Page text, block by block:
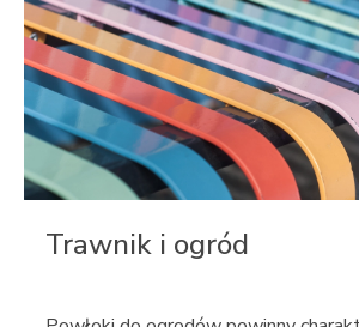
Trawnik i ogród